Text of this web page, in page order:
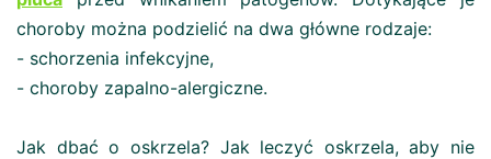
choroby można podzielić na dwa główne rodzaje:
- schorzenia infekcyjne,
- choroby zapalno-alergiczne.
Jak dbać o oskrzela? Jak leczyć oskrzela, aby nie